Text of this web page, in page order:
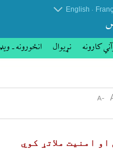
.
English
کارونه نړيوال انځورونه ـ
امنیت ملاتړ کوي